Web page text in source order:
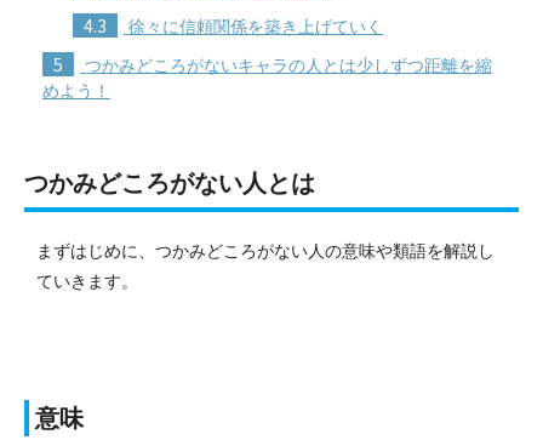
4.3 徐々に信頼関係を築き上げていく
5
つかみどころがないキャラの人とは少しずつ距離を縮
めよう！
つかみどころがない人とは
まずはじめに、つかみどころがない人の意味や類語を解説し
ていきます。
意味